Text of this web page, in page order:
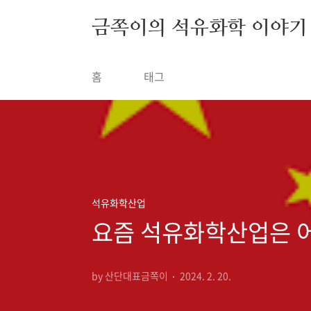
금쪽이의 석유화학 이야기
홈 태그
석유화학산업
요즘 석유화학산업은
by 산단대표금쪽이 2024. 2. 20.